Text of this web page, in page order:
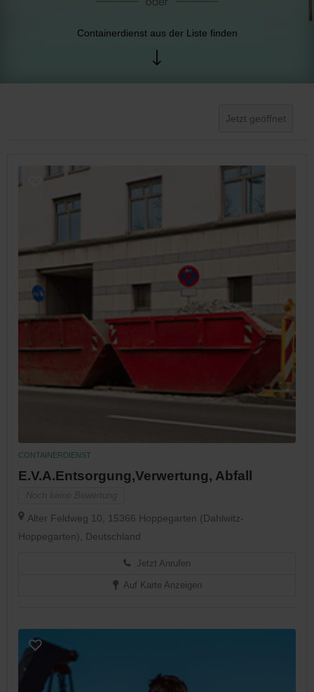
Containerdienst aus der Liste finden
Jetzt geöffnet
CONTAINERDIENST
E.V.A.Entsorgung,Verwertung, Abfall
Alter Feldweg 10, 15366 Hoppegarten (Dahlwitz-
Hoppegarten), Deutschland
Jetzt Anrufen
Auf Karte Anzeigen